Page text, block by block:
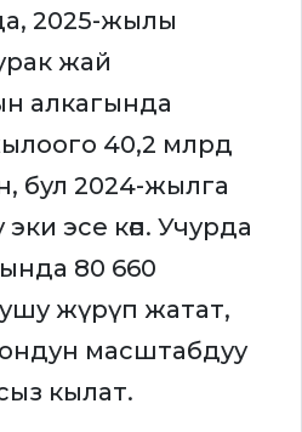
2025-жылы
жай
алкагында
40,2 млрд
бул 2024-жылга
эсе көп. Учурда
80 660
жүрүп жатат,
масштабдуу
кылат.